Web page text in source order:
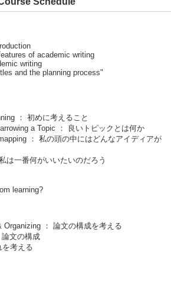
of academic writing
writing
and the planning process"
： 初めに考えること
a Topic ： 良いトピックとは何か
： 私の頭の中にはどんなアイディアが
は一番何がいいたいのだろう
learning?
Organizing ： 論文の構成を考える
文の構成
考える